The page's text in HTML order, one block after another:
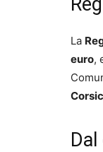
La
euro,